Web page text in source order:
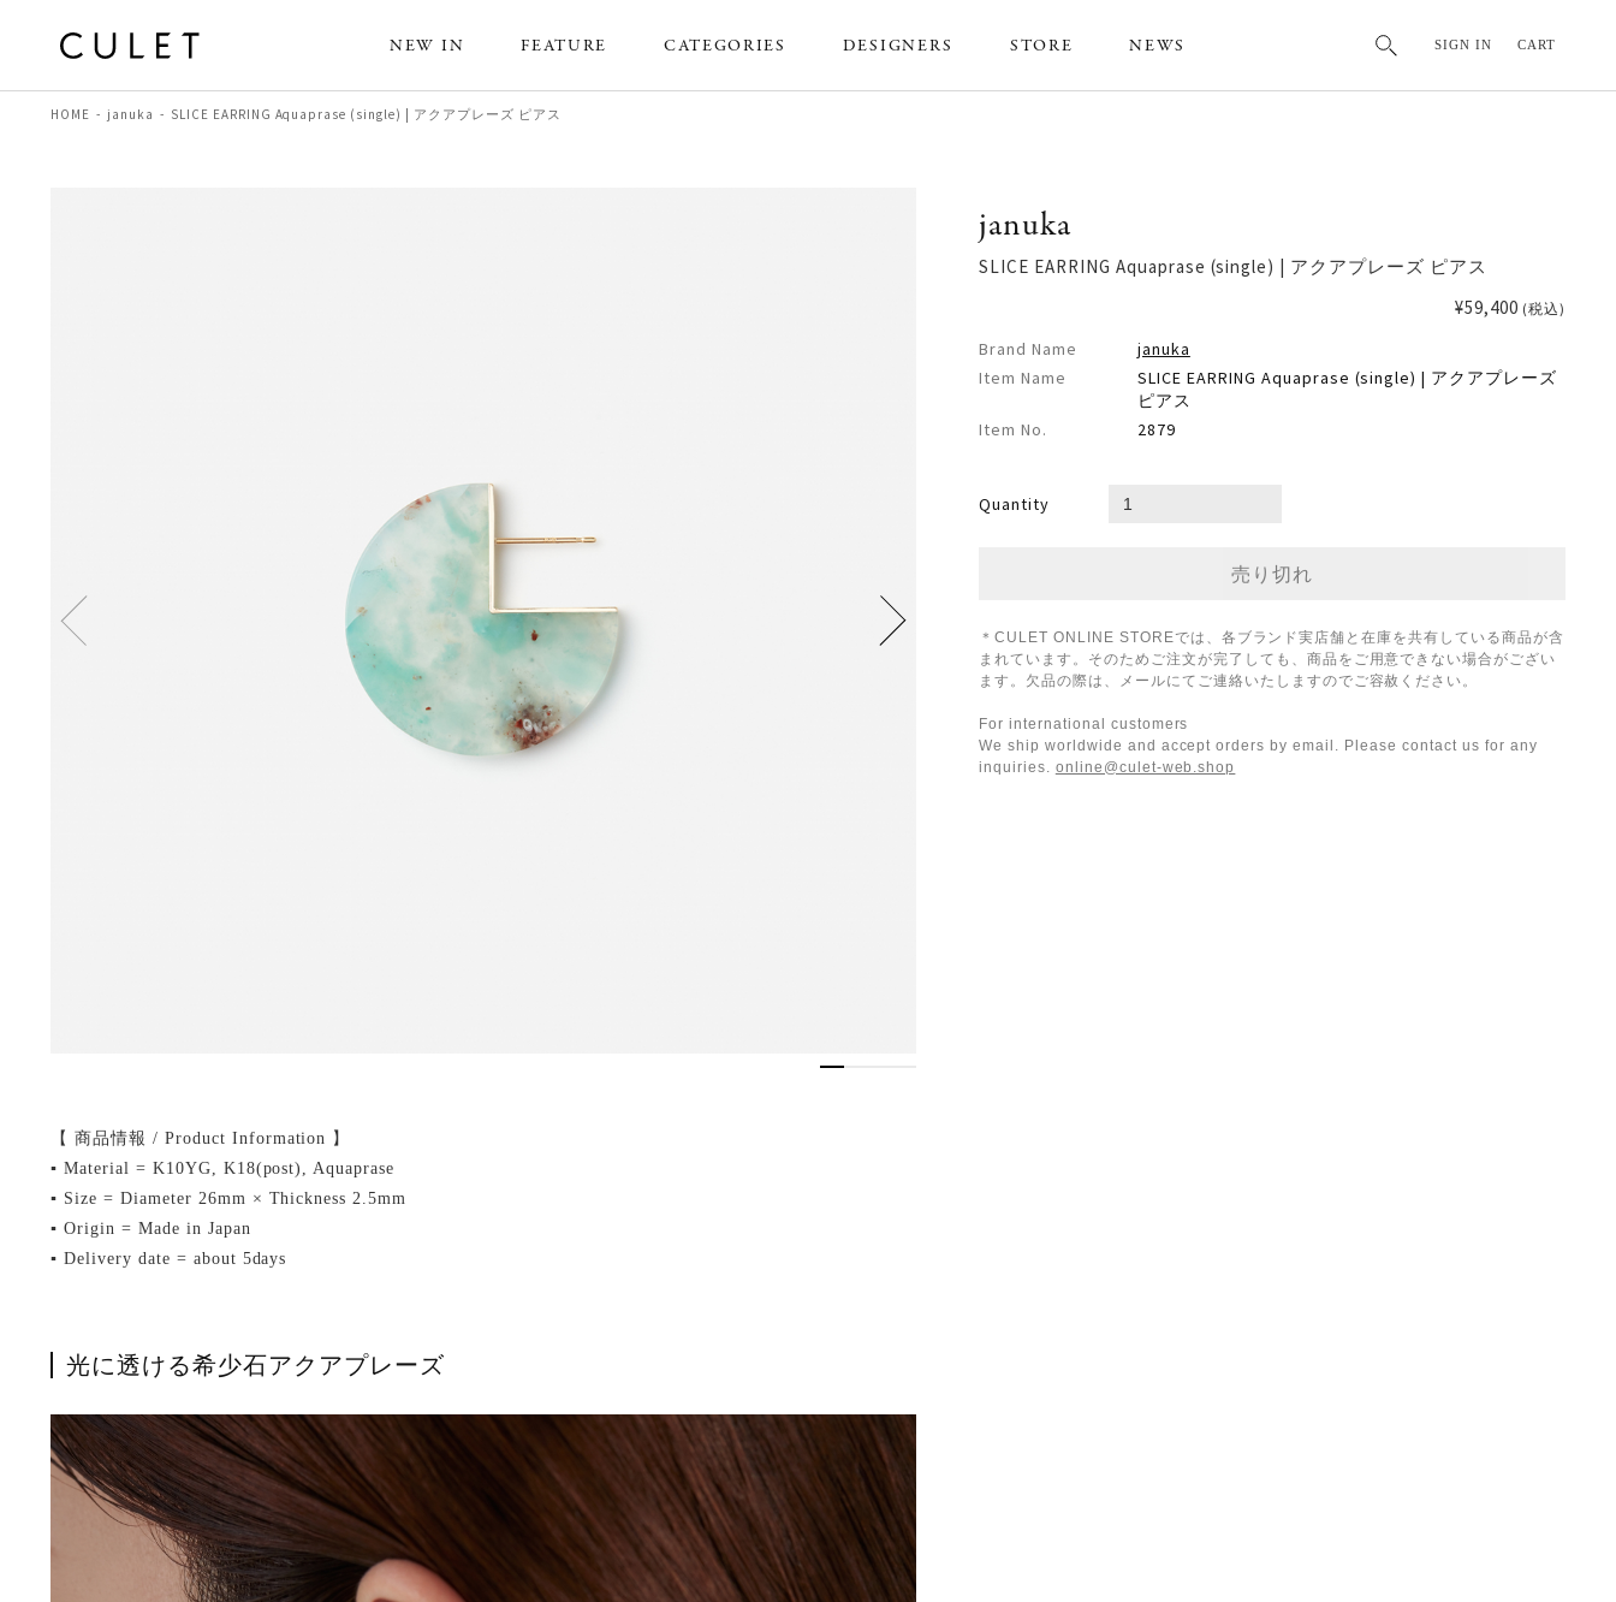
NEW IN FEATURE CATEGORIES DESIGNERS STORE NEWS SIGN IN CART
HOME januka SLICE EARRING Aquaprase (single) | アクアプレーズ ピアス
januka
SLICE EARRING Aquaprase (single) | アクアプレーズ ピアス
¥59,400 (税込)
Brand Name
januka
Item Name
SLICE EARRING Aquaprase (single) | アクアプレーズ
ピアス
Item No.
2879
Quantity
＊CULET ONLINE STOREでは、各ブランド実店舗と在庫を共有している商品が含
まれています。そのためご注文が完了しても、商品をご用意できない場合がござい
ます。欠品の際は、メールにてご連絡いたしますのでご容赦ください。
For international customers
We ship worldwide and accept orders by email. Please contact us for any
inquiries. online@culet-web.shop
【 商品情報 / Product Information 】
▪ Material = K10YG, K18(post), Aquaprase
▪ Size = Diameter 26mm × Thickness 2.5mm
▪ Origin = Made in Japan
▪ Delivery date = about 5days
光に透ける希少石アクアプレーズ